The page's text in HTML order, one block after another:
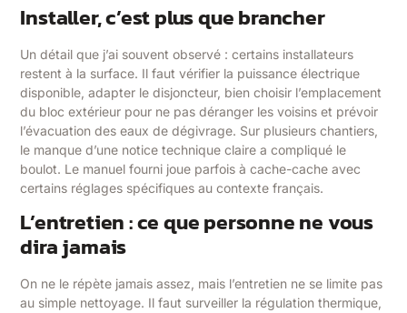
Installer, c’est plus que brancher
Un détail que j’ai souvent observé : certains installateurs
restent à la surface. Il faut vérifier la puissance électrique
disponible, adapter le disjoncteur, bien choisir l’emplacement
du bloc extérieur pour ne pas déranger les voisins et prévoir
l’évacuation des eaux de dégivrage. Sur plusieurs chantiers,
le manque d’une notice technique claire a compliqué le
boulot. Le manuel fourni joue parfois à cache-cache avec
certains réglages spécifiques au contexte français.
L’entretien : ce que personne ne vous
dira jamais
On ne le répète jamais assez, mais l’entretien ne se limite pas
au simple nettoyage. Il faut surveiller la régulation thermique,